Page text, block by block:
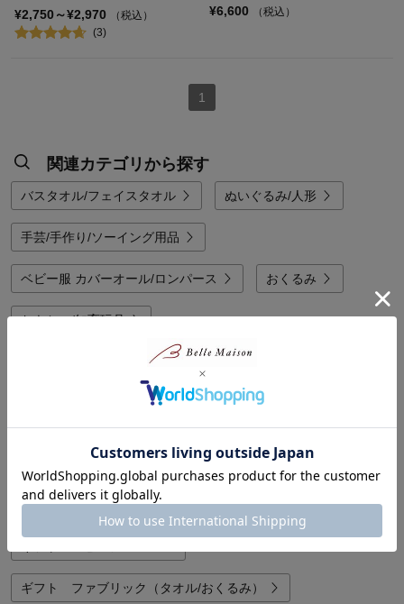
¥2,750～¥2,970
（税込）
(3)
¥6,600
（税込）
1
関連カテゴリから探す
バスタオル/フェイスタオル ぬいぐるみ/人形
手芸/手作り/ソーイング用品
ベビー服 カバーオール/ロンパース おくるみ
おもちゃ/知育玩具
ギフト ベビー服/ベビー肌着/スタイ
ギフト 手芸/クラフト用品
他のカテゴリから探す
ギフト ベビー服/ベビー肌着/スタイ
ギフト ファブリック（タオル/おくるみ）